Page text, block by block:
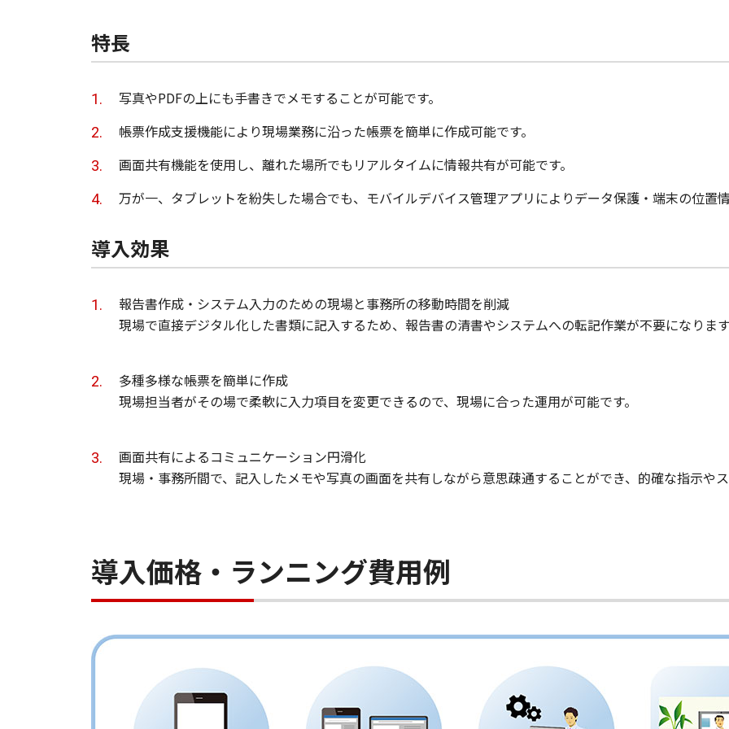
特長
写真やPDFの上にも手書きでメモすることが可能です。
帳票作成支援機能により現場業務に沿った帳票を簡単に作成可能です。
画面共有機能を使用し、離れた場所でもリアルタイムに情報共有が可能です。
万が一、タブレットを紛失した場合でも、モバイルデバイス管理アプリによりデータ保護・端末の位置情
導入効果
報告書作成・システム入力のための現場と事務所の移動時間を削減
現場で直接デジタル化した書類に記入するため、報告書の清書やシステムへの転記作業が不要になります
多種多様な帳票を簡単に作成
現場担当者がその場で柔軟に入力項目を変更できるので、現場に合った運用が可能です。
画面共有によるコミュニケーション円滑化
現場・事務所間で、記入したメモや写真の画面を共有しながら意思疎通することができ、的確な指示や
導入価格・ランニング費用例